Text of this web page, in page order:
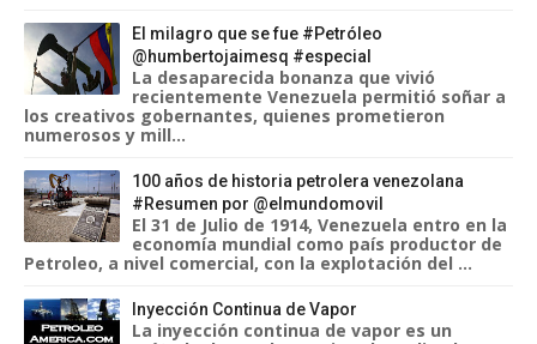
El milagro que se fue #Petróleo
@humbertojaimesq #especial
La desaparecida bonanza que vivió
recientemente Venezuela permitió soñar a
los creativos gobernantes, quienes prometieron
numerosos y mill...
100 años de historia petrolera venezolana
#Resumen por @elmundomovil
El 31 de Julio de 1914, Venezuela entro en la
economía mundial como país productor de
Petroleo, a nivel comercial, con la explotación del ...
Inyección Continua de Vapor
La inyección continua de vapor es un